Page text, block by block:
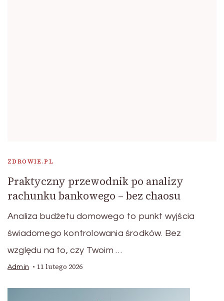
ZDROWIE.PL
Praktyczny przewodnik po analizy
rachunku bankowego – bez chaosu
Analiza budżetu domowego to punkt wyjścia
świadomego kontrolowania środków. Bez
względu na to, czy Twoim …
Admin 11 lutego 2026